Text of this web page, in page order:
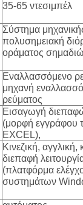
35-65 ντεσιμπέλ
Σύστημα
πολυσημειακή
οράματος
Εναλλασσόμενο
μηχανή
ρεύματος
Εισαγωγή
(μορφή εγγράφου
EXCEL),
Κινεζική, αγγλική,
διεπαφή
(πλατφόρμα
συστημάτων